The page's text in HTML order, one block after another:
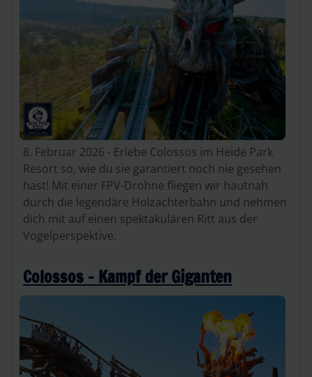
8. Februar 2026 - Erlebe Colossos im Heide Park
Resort so, wie du sie garantiert noch nie gesehen
hast! Mit einer FPV-Drohne fliegen wir hautnah
durch die legendäre Holzachterbahn und nehmen
dich mit auf einen spektakulären Ritt aus der
Vogelperspektive.
Colossos - Kampf der Giganten